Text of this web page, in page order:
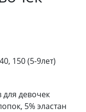
150 (5-9лет)
девочек
5% эластан